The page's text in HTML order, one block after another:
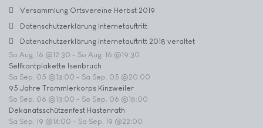
Versammlung Ortsvereine Herbst 2019
Datenschutzerklärung Internetauftritt
Datenschutzerklärung Internetauftritt 2018 veraltet
So Aug. 16 @12:30 - So Aug. 16 @19:30
Selfkantplakette Isenbruch
Sa Sep. 05 @13:00 - Sa Sep. 05 @20:00
95 Jahre Trommlerkorps Kinzweiler
So Sep. 06 @13:00 - So Sep. 06 @18:00
Dekanatsschützenfest Hastenrath
Sa Sep. 19 @14:00 - Sa Sep. 19 @22:00